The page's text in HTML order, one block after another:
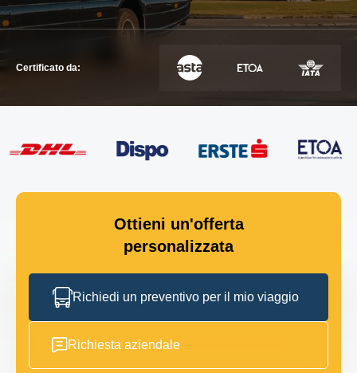
METTITI IN CONTATTO
Certificato da:
Ottieni un'offerta
personalizzata
Richiedi un preventivo per il mio viaggio
Richiesta aziendale